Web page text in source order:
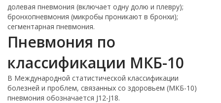
долевая пневмония (включает одну долю и плевру);
бронхопневмония (микробы проникают в бронхи);
сегментарная пневмония.
Пневмония по
классификации МКБ-10
В Международной статистической классификации
болезней и проблем, связанных со здоровьем (МКБ-10)
пневмония обозначается J12-J18.